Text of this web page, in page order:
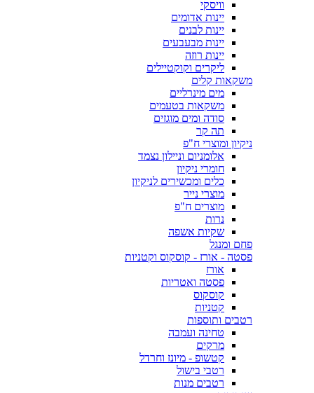
וויסקי
יינות אדומים
יינות לבנים
יינות מבעבעים
יינות רוזה
ליקרים וקוקטיילים
משקאות קלים
מים מינרליים
משקאות בטעמים
סודה ומים מוגזים
תה קר
ניקיון ומוצרי ח"פ
אלומניום וניילון נצמד
חומרי ניקיון
כלים ומכשירים לניקיון
מוצרי נייר
מוצרים ח"פ
נרות
שקיות אשפה
פחם ומנגל
פסטה - אורז - קוסקוס וקטניות
אורז
פסטה ואטריות
קוסקוס
קטניות
רטבים ותוספות
טחינה ועמבה
מרקים
קטשופ - מיונז וחרדל
רטבי בישול
רטבים מנות